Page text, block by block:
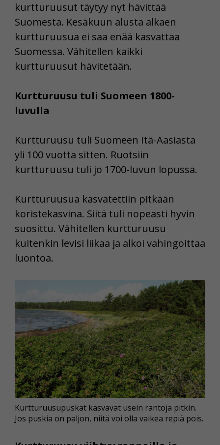
kurtturuusut täytyy nyt hävittää
Suomesta. Kesäkuun alusta alkaen
kurtturuusua ei saa enää kasvattaa
Suomessa. Vähitellen kaikki
kurtturuusut hävitetään.
Kurtturuusu tuli Suomeen 1800-
luvulla
Kurtturuusu tuli Suomeen Itä-Aasiasta
yli 100 vuotta sitten. Ruotsiin
kurtturuusu tuli jo 1700-luvun lopussa.
Kurtturuusua kasvatettiin pitkään
koristekasvina. Siitä tuli nopeasti hyvin
suosittu. Vähitellen kurtturuusu
kuitenkin levisi liikaa ja alkoi vahingoittaa
luontoa.
Kurtturuusupuskat kasvavat usein rantoja pitkin.
Jos puskia on paljon, niitä voi olla vaikea repiä pois.